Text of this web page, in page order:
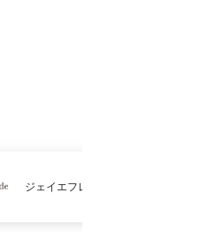
ジェイエフレディメイド